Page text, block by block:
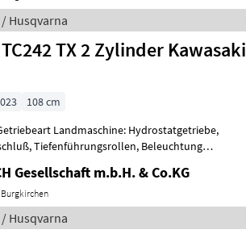
Husqvarna
TX 2 Zylinder Kawasaki
108 cm
Landmaschine: Hydrostatgetriebe,
Tiefenführungsrollen, Beleuchtung
Gesellschaft m.b.H. & Co.KG
Husqvarna